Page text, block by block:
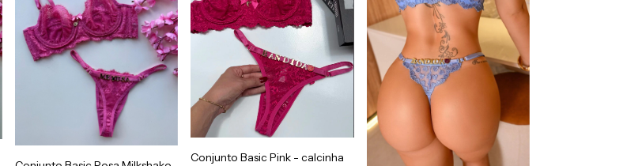
Conjunto Basic Pink - calcinha